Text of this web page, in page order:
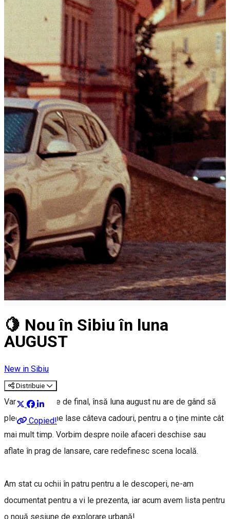
🍋 Nou în Sibiu în luna
AUGUST
New in Sibiu
Distribuie
Copied!
Vara se apropie de final, însă luna august nu are de gând să
plece fără să ne lase câteva cadouri, pentru a o ține minte cât
mai mult timp. Vorbim despre noile afaceri deschise sau
aflate în prag de lansare, care redefinesc scena locală.
Am stat cu ochii în patru pentru a le descoperi, ne-am
documentat pentru a vi le prezenta, iar acum avem lista pentru
o nouă sesiune de explorare urbană!